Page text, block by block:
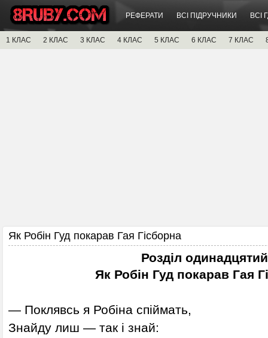
РЕФЕРАТИ ВСІ ПІДРУЧНИКИ ВСІ
1 КЛАС 2 КЛАС 3 КЛАС 4 КЛАС 5 КЛАС 6 КЛАС 7 КЛАС
Як Робін Гуд покарав Гая Гісборна
Розділ одинадцятий
Як Робін Гуд покарав Гая
— Поклявсь я Робіна спіймать,
Знайду лиш — так і знай: